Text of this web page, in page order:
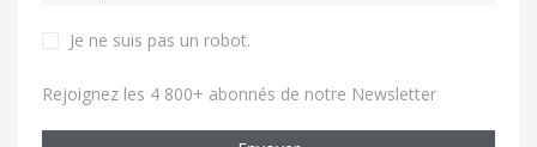
Je ne suis pas un robot.
Rejoignez les 4 800+ abonnés de notre Newsletter